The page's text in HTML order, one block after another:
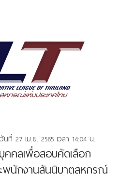
วันที่ 27 เม.ย. 2565 เวลา 14:04 น.
คลเพื่อสอบคัดเลือก
พนักงานสันนิบาตสหกรณ์